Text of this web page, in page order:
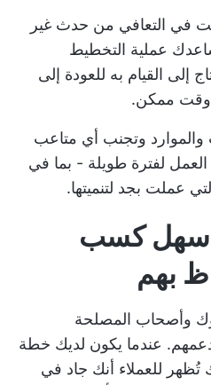
في التعافي من حدث غير
عملية التخطيط
إلى القيام به للعودة إلى
وقت ممكن.
والموارد وتجنب أي متاعب
لفترة طويلة - بما في
عملت بجد لتنميتها.
كسب
بهم
وأصحاب المصلحة
عندما يكون لديك خطة
تُظهر للعملاء أنك جاد في